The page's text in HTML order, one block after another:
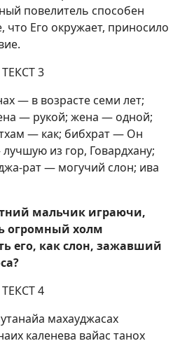
повелитель способен
что Его окружает, приносило
ТЕКСТ 3
— в возрасте семи лет;
— рукой; жена — одной;
— как; бибхрат — Он
из гор, Говардхану;
рат — могучий слон; ива
мальчик играючи,
огромный холм
его, как слон, зажавший
ТЕКСТ 4
махауджасах
каленева вайас танох